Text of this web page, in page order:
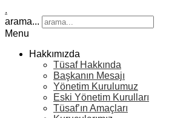
.
arama...
Menu
Hakkımızda
Tüsaf Hakkında
Başkanın Mesajı
Yönetim Kurulumuz
Eski Yönetim Kurulları
Tüsaf’ın Amaçları